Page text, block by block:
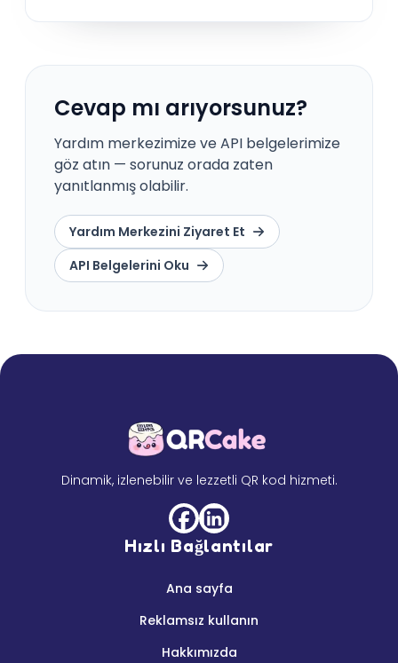
Cevap mı arıyorsunuz?
Yardım merkezimize ve API belgelerimize
göz atın — sorunuz orada zaten
yanıtlanmış olabilir.
Yardım Merkezini Ziyaret Et
API Belgelerini Oku
Dinamik, izlenebilir ve lezzetli QR kod hizmeti.
Hızlı Bağlantılar
Ana sayfa
Reklamsız kullanın
Hakkımızda